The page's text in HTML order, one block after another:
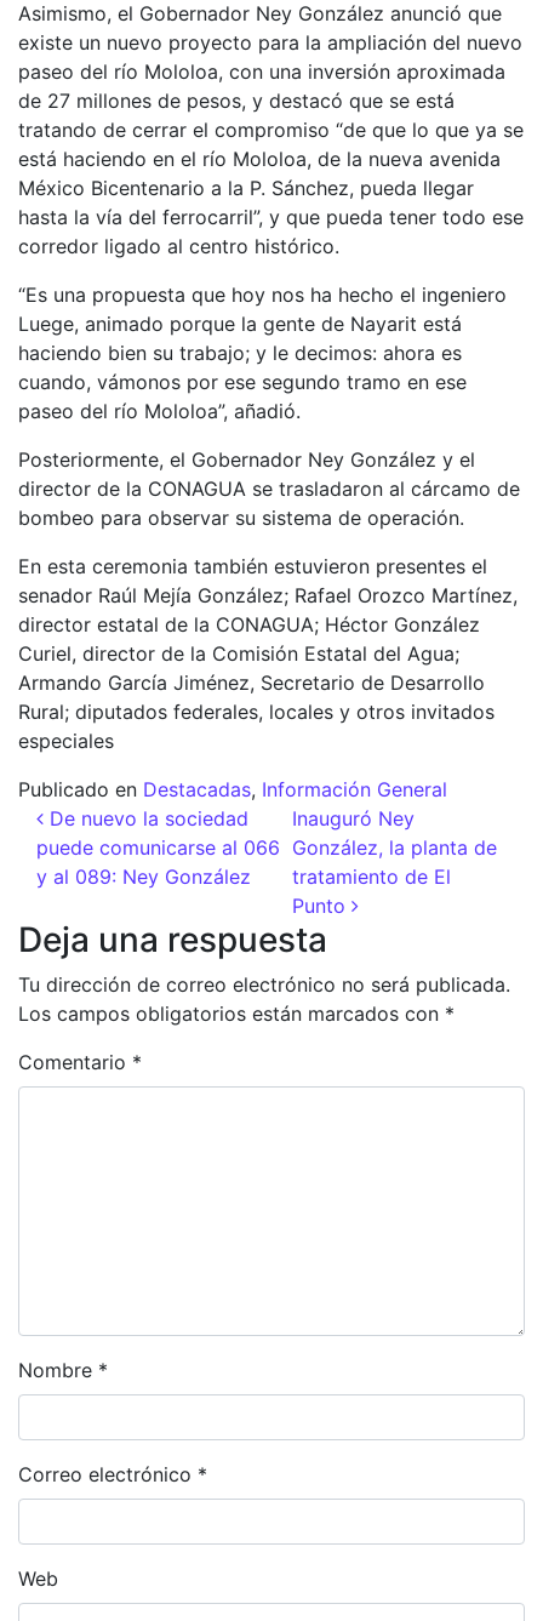
Asimismo, el Gobernador Ney González anunció que
existe un nuevo proyecto para la ampliación del nuevo
paseo del río Mololoa, con una inversión aproximada
de 27 millones de pesos, y destacó que se está
tratando de cerrar el compromiso “de que lo que ya se
está haciendo en el río Mololoa, de la nueva avenida
México Bicentenario a la P. Sánchez, pueda llegar
hasta la vía del ferrocarril”, y que pueda tener todo ese
corredor ligado al centro histórico.
“Es una propuesta que hoy nos ha hecho el ingeniero
Luege, animado porque la gente de Nayarit está
haciendo bien su trabajo; y le decimos: ahora es
cuando, vámonos por ese segundo tramo en ese
paseo del río Mololoa”, añadió.
Posteriormente, el Gobernador Ney González y el
director de la CONAGUA se trasladaron al cárcamo de
bombeo para observar su sistema de operación.
En esta ceremonia también estuvieron presentes el
senador Raúl Mejía González; Rafael Orozco Martínez,
director estatal de la CONAGUA; Héctor González
Curiel, director de la Comisión Estatal del Agua;
Armando García Jiménez, Secretario de Desarrollo
Rural; diputados federales, locales y otros invitados
especiales
Publicado en Destacadas, Información General
Navegación de entradas
De nuevo la sociedad
puede comunicarse al 066
y al 089: Ney González
Inauguró Ney
González, la planta de
tratamiento de El
Punto
Deja una respuesta
Tu dirección de correo electrónico no será publicada.
Los campos obligatorios están marcados con *
Comentario *
Nombre *
Correo electrónico *
Web